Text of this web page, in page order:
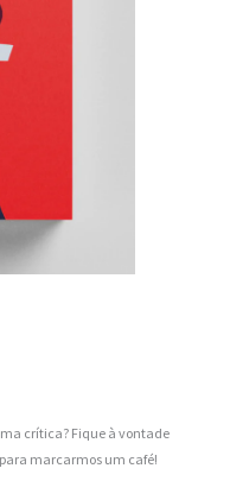
crítica? Fique à vontade
marcarmos um café!